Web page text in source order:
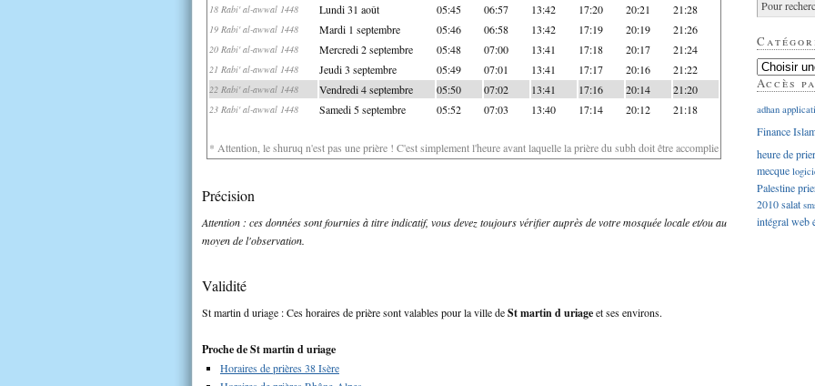
18 Rabi' al-awwal 1448 Lundi 31 août 05:45 06:57 13:42 17:20 20:21 21:28
19 Rabi' al-awwal 1448 Mardi 1 septembre 05:46 06:58 13:42 17:19 20:19 21:26
20 Rabi' al-awwal 1448 Mercredi 2 septembre 05:48 07:00 13:41 17:18 20:17 21:24
21 Rabi' al-awwal 1448 Jeudi 3 septembre 05:49 07:01 13:41 17:17 20:16 21:22
22 Rabi' al-awwal 1448 Vendredi 4 septembre 05:50 07:02 13:41 17:16 20:14 21:20
23 Rabi' al-awwal 1448 Samedi 5 septembre 05:52 07:03 13:40 17:14 20:12 21:18
* Attention, le shuruq n'est pas une prière ! C'est simplement l'heure avant laquelle la prière du subh doit être accomplie
Précision
Attention : ces données sont fournies à titre indicatif, vous devez toujours vérifier auprès de votre mosquée locale et/ou au
moyen de l'observation.
Validité
St martin d uriage : Ces horaires de prière sont valables pour la ville deSt martin d uriageet ses environs.
Proche de St martin d uriage
Horaires de prières 38 Isère
Accès
adhan
Finance
heure de
mecque
Palestine
2010salat
intégralweb